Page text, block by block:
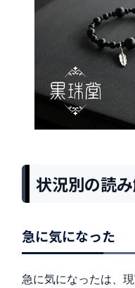
状況別の読
急に気になった
急に気になったは、